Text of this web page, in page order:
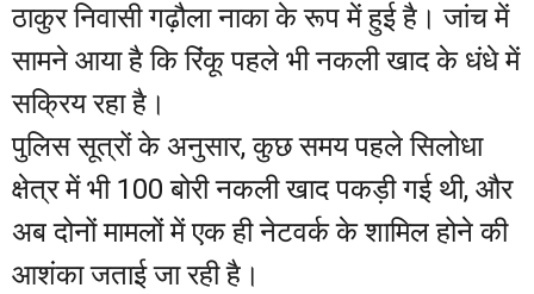
ठाकुर निवासी गढ़ौला नाका के रूप में हुई है। जांच में
सामने आया है कि रिंकू पहले भी नकली खाद के धंधे में
सक्रिय रहा है।
पुलिस सूत्रों के अनुसार, कुछ समय पहले सिलोधा
क्षेत्र में भी 100 बोरी नकली खाद पकड़ी गई थी, और
अब दोनों मामलों में एक ही नेटवर्क के शामिल होने की
आशंका जताई जा रही है।